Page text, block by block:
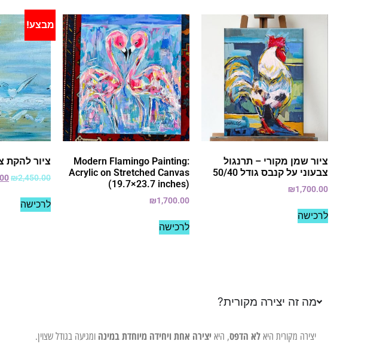
ציור שמן מקורי – תרנגול
צבעוני על קנבס גודל 50/40
₪1,700.00
לרכישה
Modern Flamingo Painting:
Acrylic on Stretched Canvas
(19.7×23.7 inches)
₪1,700.00
לרכישה
מבצע!
ציור להקת
₪2,450.00
לרכישה
מה זה יצירה מקורית?
יצירה מקורית היא לא הדפס, היא יצירה אחת ויחידה מיוחדת במינה ומגיעה בגודל שצוין.